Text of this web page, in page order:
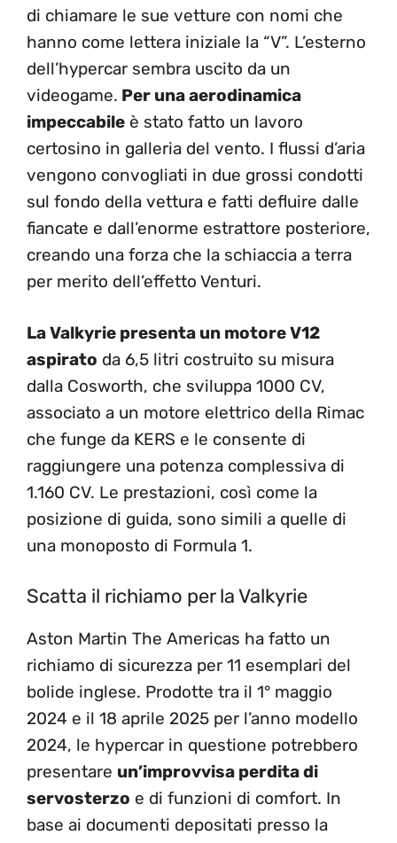
di chiamare le sue vetture con nomi che
hanno come lettera iniziale la “V”. L’esterno
dell’hypercar sembra uscito da un
videogame. Per una aerodinamica
impeccabile è stato fatto un lavoro
certosino in galleria del vento. I flussi d’aria
vengono convogliati in due grossi condotti
sul fondo della vettura e fatti defluire dalle
fiancate e dall’enorme estrattore posteriore,
creando una forza che la schiaccia a terra
per merito dell’effetto Venturi.
La Valkyrie presenta un motore V12
aspirato da 6,5 litri costruito su misura
dalla Cosworth, che sviluppa 1000 CV,
associato a un motore elettrico della Rimac
che funge da KERS e le consente di
raggiungere una potenza complessiva di
1.160 CV. Le prestazioni, così come la
posizione di guida, sono simili a quelle di
una monoposto di Formula 1.
Scatta il richiamo per la Valkyrie
Aston Martin The Americas ha fatto un
richiamo di sicurezza per 11 esemplari del
bolide inglese. Prodotte tra il 1° maggio
2024 e il 18 aprile 2025 per l’anno modello
2024, le hypercar in questione potrebbero
presentare un’improvvisa perdita di
servosterzo e di funzioni di comfort. In
base ai documenti depositati presso la